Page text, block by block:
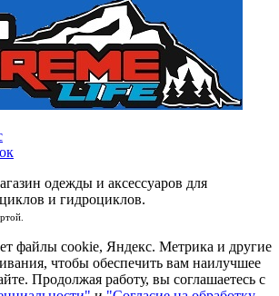
одежды и аксессуаров для
и гидроциклов.
файлы cookie, Яндекс. Метрика и другие
чтобы обеспечить вам наилучшее
Продолжая работу, вы соглашаетесь с